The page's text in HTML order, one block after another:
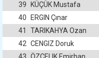
39
KÜÇÜK Mustafa
40
ERGIN Çınar
41
TARIKAHYA Ozan
42 CENGIZ Doruk